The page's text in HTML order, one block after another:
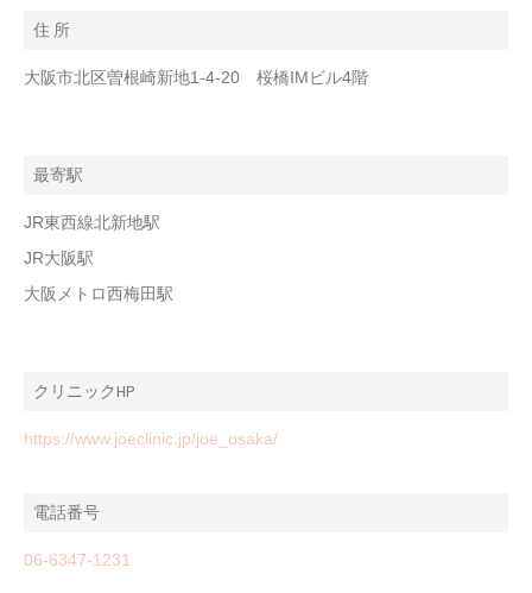
住 所
大阪市北区曽根崎新地1-4-20 桜橋IMビル4階
最寄駅
JR東西線北新地駅
JR大阪駅
大阪メトロ西梅田駅
クリニックHP
https://www.joeclinic.jp/joe_osaka/
電話番号
06-6347-1231